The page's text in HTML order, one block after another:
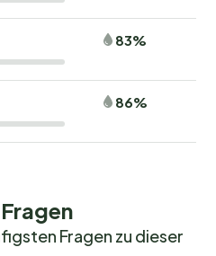
.
83%
86%
Fragen zu dieser